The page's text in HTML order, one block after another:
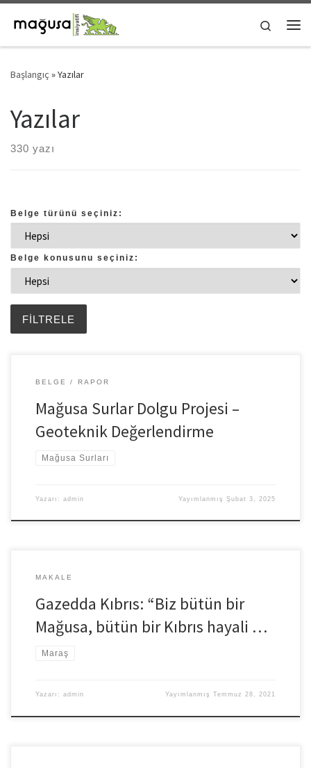
Skip to content
Search
Başlangıç »Yazılar
Yazılar
330 yazı
Belge türünü seçiniz:
Belge konusunu seçiniz:
BELGE RAPOR
Mağusa Surlar Dolgu Projesi –
Geoteknik Değerlendirme
Mağusa Surları
Yazarı: admin YayımlanmışŞubat 3, 2025
MAKALE
Gazedda Kıbrıs: “Biz bütün bir
Mağusa, bütün bir Kıbrıs hayali …
Maraş
Yazarı: admin YayımlanmışTemmuz 28, 2021